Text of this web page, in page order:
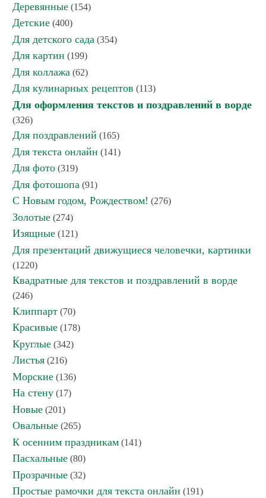
Деревянные (154)
Детские (400)
Для детского сада (354)
Для картин (199)
Для коллажа (62)
Для кулинарных рецептов (113)
Для оформления текстов и поздравлений в ворде
(326)
Для поздравлений (165)
Для текста онлайн (141)
Для фото (319)
Для фотошопа (91)
С Новым годом, Рождеством! (276)
Золотые (274)
Изящные (121)
Для презентаций движущиеся человечки, картинки
(1220)
Квадратные для текстов и поздравлений в ворде
(246)
Клиппарт (70)
Красивые (178)
Круглые (342)
Листья (216)
Морские (136)
На стену (17)
Новые (201)
Овальные (265)
К осенним праздникам (141)
Пасхальные (80)
Прозрачные (32)
Простые рамочки для текста онлайн (191)